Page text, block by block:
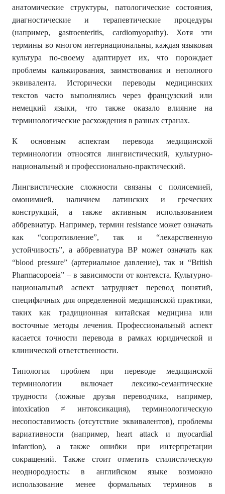
анатомические структуры, патологические состояния,
диагностические и терапевтические процедуры
(например, gastroenteritis, cardiomyopathy). Хотя эти
термины во многом интернациональны, каждая языковая
культура по-своему адаптирует их, что порождает
проблемы калькирования, заимствования и неполного
эквивалента. Исторически переводы медицинских
текстов часто выполнялись через французский или
немецкий языки, что также оказало влияние на
терминологические расхождения в разных странах.
К основным аспектам перевода медицинской
терминологии относятся лингвистический, культурно-
национальный и профессионально-практический.
Лингвистические сложности связаны с полисемией,
омонимией, наличием латинских и греческих
конструкций, а также активным использованием
аббревиатур. Например, термин resistance может означать
как “сопротивление”, так и “лекарственную
устойчивость”, а аббревиатура BP может означать как
“blood pressure” (артериальное давление), так и “British
Pharmacopoeia” – в зависимости от контекста. Культурно-
национальный аспект затрудняет перевод понятий,
специфичных для определенной медицинской практики,
таких как традиционная китайская медицина или
восточные методы лечения. Профессиональный аспект
касается точности перевода в рамках юридической и
клинической ответственности.
Типология проблем при переводе медицинской
терминологии включает лексико-семантические
трудности (ложные друзья переводчика, например,
intoxication ≠ интоксикация), терминологическую
несопоставимость (отсутствие эквивалентов), проблемы
вариативности (например, heart attack и myocardial
infarction), а также ошибки при интерпретации
сокращений. Также стоит отметить стилистическую
неоднородность: в английском языке возможно
использование менее формальных терминов в